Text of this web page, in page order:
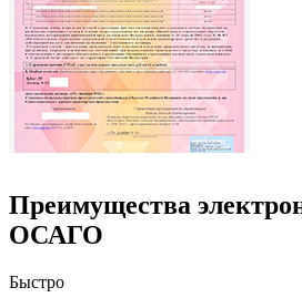
Преимущества
ОСАГО
Быстро